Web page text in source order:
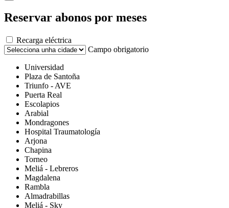
Reservar abonos por meses
Recarga eléctrica
Campo obrigatorio
Universidad
Plaza de Santoña
Triunfo - AVE
Puerta Real
Escolapios
Arabial
Mondragones
Hospital Traumatología
Arjona
Chapina
Torneo
Meliá - Lebreros
Magdalena
Rambla
Almadrabillas
Meliá - Sky